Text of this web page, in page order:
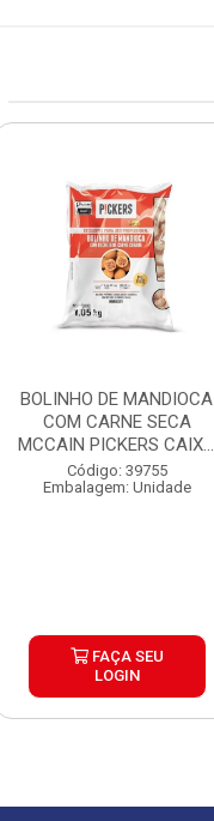
BOLINHO DE MANDIOCA
COM CARNE SECA
MCCAIN PICKERS CAIXA
6X1,...
Código: 39755
Embalagem: Unidade
FAÇA SEU
LOGIN